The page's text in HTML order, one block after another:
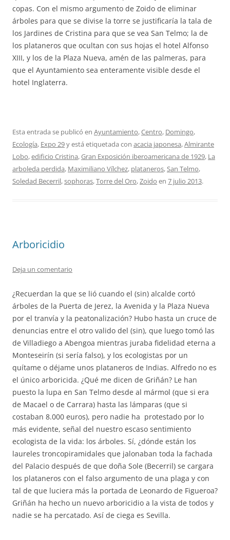
copas. Con el mismo argumento de Zoido de eliminar
árboles para que se divise la torre se justificaría la tala de
los Jardines de Cristina para que se vea San Telmo; la de
los plataneros que ocultan con sus hojas el hotel Alfonso
XIII, y los de la Plaza Nueva, amén de las palmeras, para
que el Ayuntamiento sea enteramente visible desde el
hotel Inglaterra.
Esta entrada se publicó en Ayuntamiento,Centro, Domingo,
Ecología, Expo 29y está etiquetada con acacia japonesa,Almirante
Lobo,edificio Cristina,Gran Exposición iberoamericana de 1929, La
arboleda perdida, Maximiliano Vílchez, plataneros,San Telmo,
Soledad Becerril,sophoras,Torre del Oro,Zoido en 7 julio 2013.
Arboricidio
Deja un comentario
¿Recuerdan la que se lió cuando el (sin) alcalde cortó
árboles de la Puerta de Jerez, la Avenida y la Plaza Nueva
por el tranvía y la peatonalización? Hubo hasta un cruce de
denuncias entre el otro valido del (sin), que luego tomó las
de Villadiego a Abengoa mientras juraba fidelidad eterna a
Monteseirín (si sería falso), y los ecologistas por un
quítame o déjame unos plataneros de Indias. Alfredo no es
el único arboricida. ¿Qué me dicen de Griñán? Le han
puesto la lupa en San Telmo desde al mármol (que si era
de Macael o de Carrara) hasta las lámparas (que si
costaban 8.000 euros), pero nadie ha protestado por lo
más evidente, señal del nuestro escaso sentimiento
ecologista de la vida: los árboles. Sí, ¿dónde están los
laureles troncopiramidales que jalonaban toda la fachada
del Palacio después de que doña Sole (Becerril) se cargara
los plataneros con el falso argumento de una plaga y con
tal de que luciera más la portada de Leonardo de Figueroa?
Griñán ha hecho un nuevo arboricidio a la vista de todos y
nadie se ha percatado. Así de ciega es Sevilla.